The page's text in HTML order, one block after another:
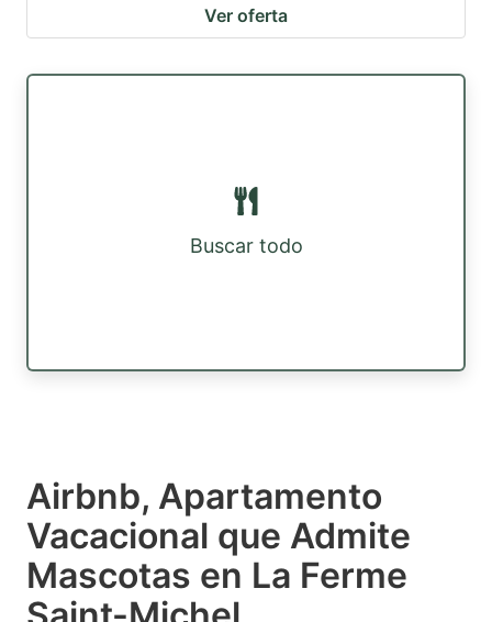
Ver oferta
Buscar todo
Airbnb, Apartamento
Vacacional que Admite
Mascotas en La Ferme